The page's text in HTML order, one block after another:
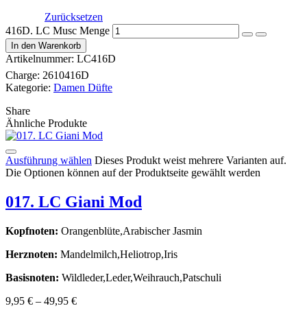
Zurücksetzen
416D. LC Musc Menge
In den Warenkorb
Artikelnummer: LC416D
Charge: 2610416D
Kategorie: Damen Düfte
Share
Ähnliche Produkte
Ausführung wählen Dieses Produkt weist mehrere Varianten auf.
Die Optionen können auf der Produktseite gewählt werden
017. LC Giani Mod
Kopfnoten: Orangenblüte,Arabischer Jasmin
Herznoten: Mandelmilch,Heliotrop,Iris
Basisnoten: Wildleder,Leder,Weihrauch,Patschuli
9,95 € – 49,95 €